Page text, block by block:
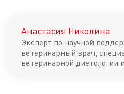
Анастасия Николина
Эксперт по научной
ветеринарный врач,
ветеринарной диетологии